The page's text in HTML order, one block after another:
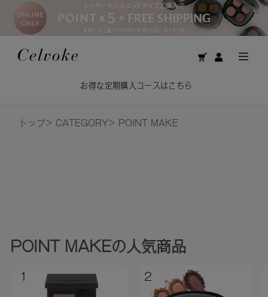
お得な定期購入コースはこちら
トップ> CATEGORY> POINT MAKE
POINT MAKEの人気商品
1 2